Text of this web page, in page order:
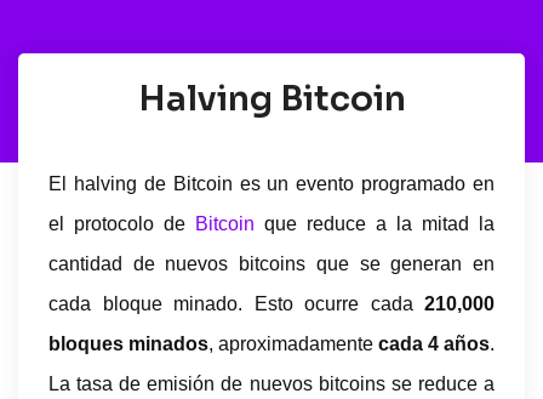
Halving Bitcoin
El halving de Bitcoin es un evento programado en
el protocolo de Bitcoin que reduce a la mitad la
cantidad de nuevos bitcoins que se generan en
cada bloque minado. Esto ocurre cada 210,000
bloques minados, aproximadamente cada 4 años.
La tasa de emisión de nuevos bitcoins se reduce a